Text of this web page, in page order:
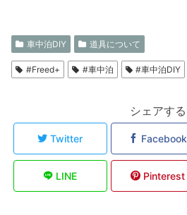
車中泊DIY 道具について
#Freed+ #車中泊 #車中泊DIY
シェアする
Twitter Facebook
LINE Pinterest